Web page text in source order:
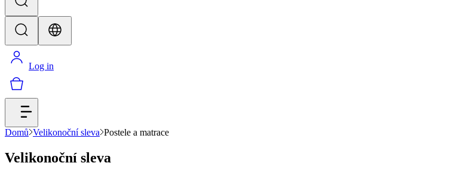
Log in
Domů Velikonoční sleva Postele a matrace
Velikonoční sleva